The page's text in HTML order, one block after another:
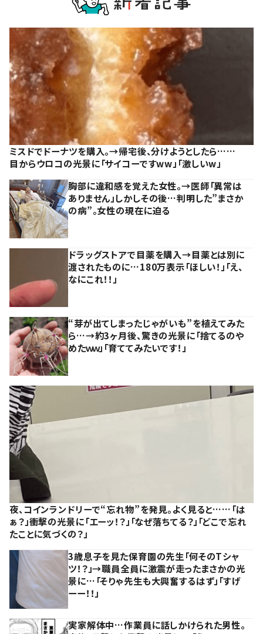
ミスドでドーナツを購入。→帰宅後、分けようとしたら……
目からウロコの光景に「サイコーですww」「激しいw」
胸部に違和感を覚えた女性。→医師「異常は
ありません」しかしその後…判明した”まさか
の病”。女性の現在に迫る
ドラッグストアで目薬を購入→目薬とは別に
渡されたものに…180万表示「ほしい！」「え、
なにこれ！！」
“芽が出てしまったじゃがいも”を植えてみた
ら…→約3ヶ月後、驚きの光景に「捨てるのや
めたｗｗ」「育ててみたいです！」
夜、コインランドリーで“忘れ物”を発見。よく見ると……「は
ぁ？」衝撃の光景に「エーッ！？」「なぜ落ちてる？」「どこで忘れ
たことに気づくの？」
3歳息子を見た保育園の先生「何そのTシャ
ツ！？」→職員全員に激震が走ったまさかの光
景に…「そりゃ先生も大興奮するはず」「すげ
ーー！！」
実家解体中…作業員に話しかけられた男性。